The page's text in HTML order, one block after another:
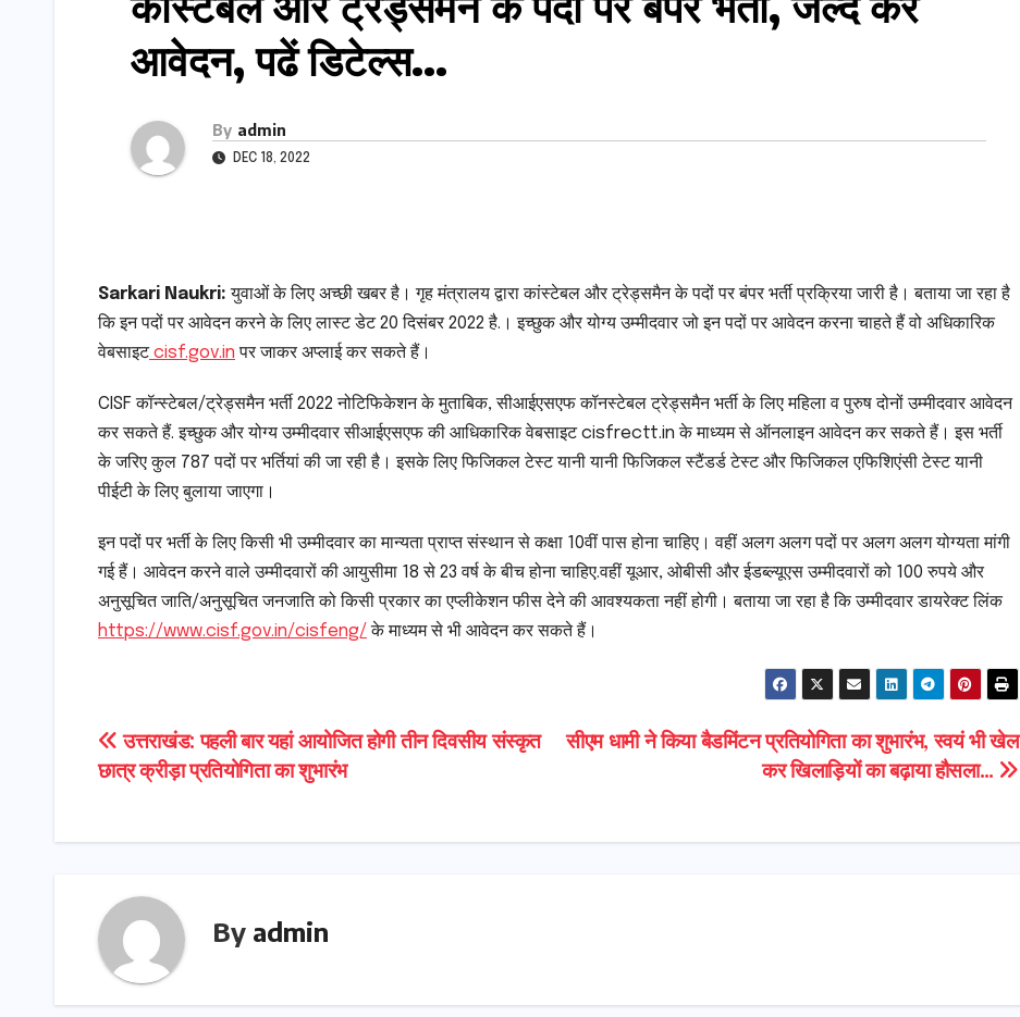
आवेदन, पढें डिटेल्स…
By admin
DEC 18, 2022
Sarkari Naukri: युवाओं के लिए अच्छी खबर है। गृह मंत्रालय द्वारा कांस्टेबल और ट्रेड्समैन के पदों पर बंपर भर्ती प्रक्रिया जारी है। बताया जा रहा है
कि इन पदों पर आवेदन करने के लिए लास्ट डेट 20 दिसंबर 2022 है.। इच्छुक और योग्य उम्मीदवार जो इन पदों पर आवेदन करना चाहते हैं वो अधिकारिक
वेबसाइटcisf.gov.in पर जाकर अप्लाई कर सकते हैं।
CISF कॉन्स्टेबल/ट्रेड्समैन भर्ती 2022 नोटिफिकेशन के मुताबिक, सीआईएसएफ कॉनस्टेबल ट्रेड्समैन भर्ती के लिए महिला व पुरुष दोनों उम्मीदवार आवेदन
कर सकते हैं. इच्छुक और योग्य उम्मीदवार सीआईएसएफ की आधिकारिक वेबसाइट cisfrectt.in के माध्यम से ऑनलाइन आवेदन कर सकते हैं। इस भर्ती
के जरिए कुल 787 पदों पर भर्तियां की जा रही है। इसके लिए फिजिकल टेस्ट यानी यानी फिजिकल स्टैंडर्ड टेस्ट और फिजिकल एफिशिएंसी टेस्ट यानी
पीईटी के लिए बुलाया जाएगा।
इन पदों पर भर्ती के लिए किसी भी उम्मीदवार का मान्यता प्राप्त संस्थान से कक्षा 10वीं पास होना चाहिए। वहीं अलग अलग पदों पर अलग अलग योग्यता मांगी
गई हैं। आवेदन करने वाले उम्मीदवारों की आयुसीमा 18 से 23 वर्ष के बीच होना चाहिए.वहीं यूआर, ओबीसी और ईडब्ल्यूएस उम्मीदवारों को 100 रुपये और
अनुसूचित जाति/अनुसूचित जनजाति को किसी प्रकार का एप्लीकेशन फीस देने की आवश्यकता नहीं होगी। बताया जा रहा है कि उम्मीदवार डायरेक्ट लिंक
https://www.cisf.gov.in/cisfeng/ के माध्यम से भी आवेदन कर सकते हैं।
Post
navigation
सीएम धामी ने किया बैडमिंटन प्रतियोगिता का शुभारंभ, स्वयं भी खेल
कर खिलाड़ियों का बढ़ाया हौसला…
उत्तराखंड: पहली बार यहां आयोजित होगी तीन दिवसीय संस्कृत
छात्र क्रीड़ा प्रतियोगिता का शुभारंभ
By admin